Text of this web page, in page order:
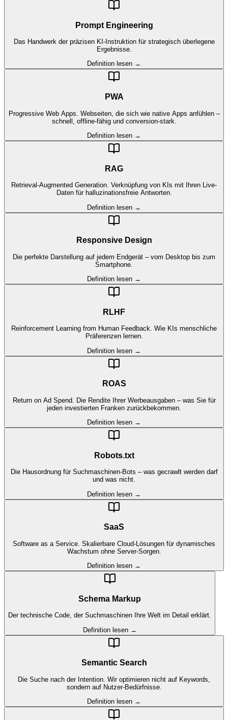
Prompt Engineering
Das Handwerk der präzisen KI-Instruktion für strategisch überlegene
Ergebnisse.
Definition lesen →
PWA
Progressive Web Apps. Webseiten, die sich wie native Apps anfühlen –
schnell, offline-fähig und conversion-stark.
Definition lesen →
RAG
Retrieval-Augmented Generation. Verknüpfung von KIs mit Ihren Live-
Daten für halluzinationsfreie Antworten.
Definition lesen →
Responsive Design
Die perfekte Darstellung auf jedem Endgerät – vom Desktop bis zum
Smartphone.
Definition lesen →
RLHF
Reinforcement Learning from Human Feedback. Wie KIs menschliche
Präferenzen lernen.
Definition lesen →
ROAS
Return on Ad Spend. Die Rendite Ihrer Werbeausgaben – was Sie für
jeden investierten Franken zurückbekommen.
Definition lesen →
Robots.txt
Die Hausordnung für Suchmaschinen-Bots – was gecrawlt werden darf
und was nicht.
Definition lesen →
SaaS
Software as a Service. Skalierbare Cloud-Lösungen für dynamisches
Wachstum ohne Server-Sorgen.
Definition lesen →
Schema Markup
Der technische Code, der Suchmaschinen Ihre Welt im Detail erklärt.
Definition lesen →
Semantic Search
Die Suche nach der Intention. Wir optimieren nicht auf Keywords,
sondern auf Nutzer-Bedürfnisse.
Definition lesen →